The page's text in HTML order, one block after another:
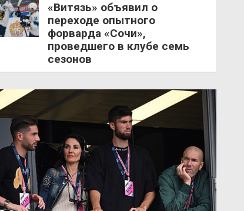
«Витязь» объявил о
переходе опытного
форварда «Сочи»,
проведшего в клубе семь
сезонов